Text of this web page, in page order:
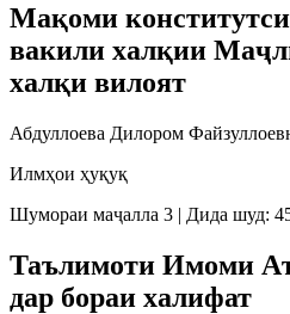
Мақоми
вакили халқии
халқи вилоят
Абдуллоева Дилором
Илмҳои ҳуқуқ
Шумораи маҷалла 3 | Дида шуд:
Таълимоти Имоми
дар бораи халифат